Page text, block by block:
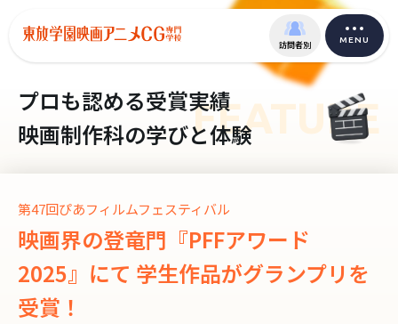
訪問者別 MENU
プロも認める受賞実績
映画制作科の学びと体験FEATURE
第47回ぴあフィルムフェスティバル
映画界の登竜門『PFFアワード
2025』にて 学生作品がグランプリを
受賞！